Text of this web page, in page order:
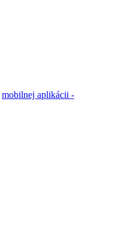
mobilnej aplikácii -